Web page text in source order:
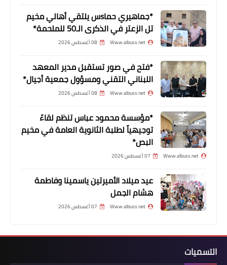
توزيعات #اليوم_الخامس
#صندوق_الزكاة_والصدقات
و#حملة_اهل_الخير
أخبار فلسطين
وفد من فصائل منظمة التحرير
الفلسطينية وحركة فتح في لبنان يعزي
بالراحل الأمين
*جماهيري حماsس يلتقي أهالي مخيم
تل الزعتر في الذكرى الـ50 للملحمة*
Www.albuss.net 08 أغسطس 2026
*فتح في صور تستقبل مدير المعهد
اللبناني التقني ومسؤول جمعية أجيال*
Www.albuss.net 08 أغسطس 2026
*مؤسسة محمود عباس تنظم لقاءً
توجيهياً لطلبة الثانوية العامة في مخيم
البص*
Www.albuss.net 07 أغسطس 2026
عيد ميلاد الأميرتين ياسمينا وفاطمة
هشام الجمل
Www.albuss.net 07 أغسطس 2026
التسميات